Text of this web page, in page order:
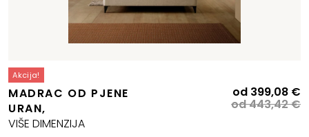
bila
677,59 €.
Akcija!
MADRAC OD PJENE
URAN,
VIŠE DIMENZIJA
od443,42€
od 399,08 €